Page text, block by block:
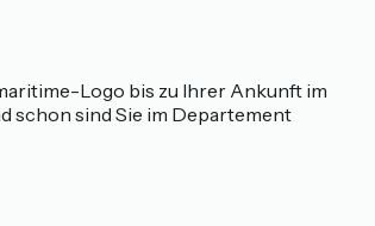
Logo bis zu Ihrer Ankunft im
schon sind Sie im Departement